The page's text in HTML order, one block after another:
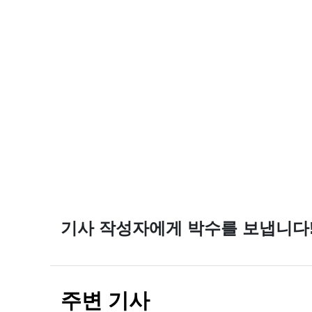
기사 작성자에게 박수를 보냅니
주변 기사